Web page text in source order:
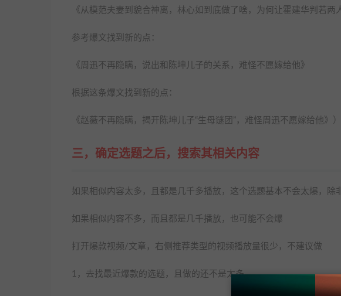
《从模范夫妻到貌合神离，林心如到底做了啥，为何让霍建华判若两
参考爆文找到新的点：
《周迅不再隐瞒，说出和陈坤儿子的关系，难怪不愿嫁给他》
根据这条爆文找到新的点：
《赵薇不再隐瞒，揭开陈坤儿子“生母谜团”，难怪周迅不愿嫁给他》）
三，确定选题之后，搜索其相关内容
如果相似内容太多，且都是几千多播放，这个选题基本不会太爆，除
如果相似内容不多，而且都是几千播放，也可能不会爆
打开爆款视频/文章，右侧推荐类型的视频播放量很少，不建议做
1，去找最近爆款的选题，且做的还不是太多